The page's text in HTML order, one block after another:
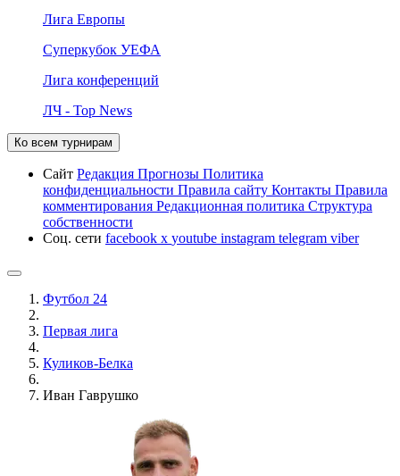
Лига Европы
Суперкубок УЕФА
Лига конференций
ЛЧ - Top News
Ко всем турнирам
Сайт Редакция Прогнозы Политика
конфиденциальности Правила сайту Контакты Правила
комментирования Редакционная политика Структура
собственности
Соц. сети facebook x youtube instagram telegram viber
Футбол 24
Первая лига
Куликов-Белка
Иван Гаврушко